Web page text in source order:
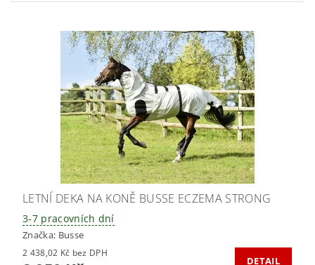
LETNÍ DEKA NA KONĚ BUSSE ECZEMA STRONG
3-7 pracovních dní
Značka: Busse
2 438,02 Kč bez DPH
DETAIL